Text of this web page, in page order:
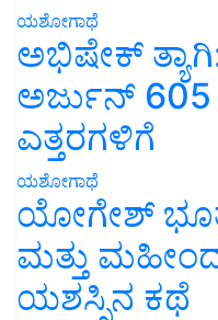
ಯಶೋಗಾಥೆ
ಅಭಿಷೇಕ್
ಅರ್ಜುನ್
ಎತ್ತರಗಳಿಗೆ
ಯಶೋಗಾಥೆ
ಯೋಗೇಶ್
ಮತ್ತು
ಯಶಸ್ಸಿನ ಕಥೆ